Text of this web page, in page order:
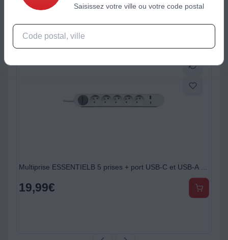
19,99€
Saisissez votre ville ou votre code postal